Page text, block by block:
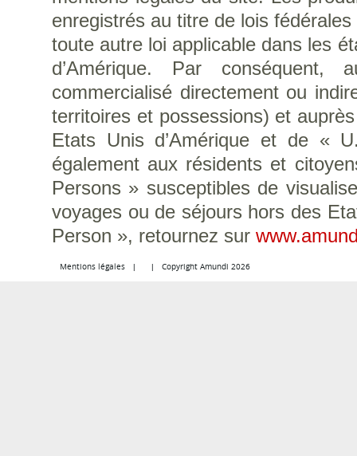
enregistrés au titre de lois
toute autre loi applicable dans les
d’Amérique. Par
commercialisé directement ou
territoires et possessions) et
Etats Unis d’Amérique et de «
également aux résidents et
Persons » susceptibles de
voyages ou de séjours hors des
Person », retournez sur
Mentions légales Copyright Amundi 2026